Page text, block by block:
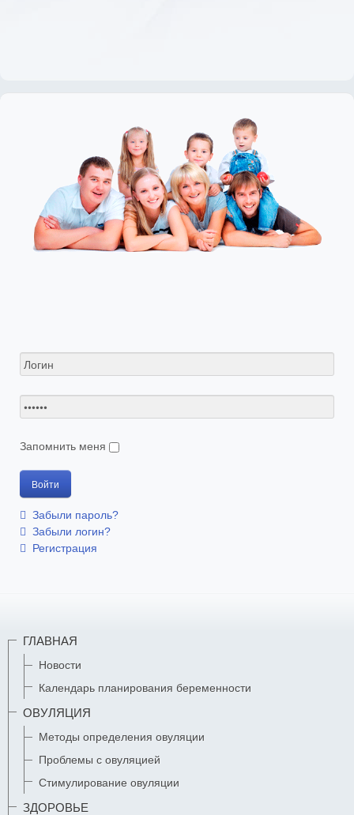
Запомнить меня
Забыли пароль?
Забыли логин?
Регистрация
ГЛАВНАЯ
Новости
Календарь планирования беременности
ОВУЛЯЦИЯ
Методы определения овуляции
Проблемы с овуляцией
Стимулирование овуляции
ЗДОРОВЬЕ